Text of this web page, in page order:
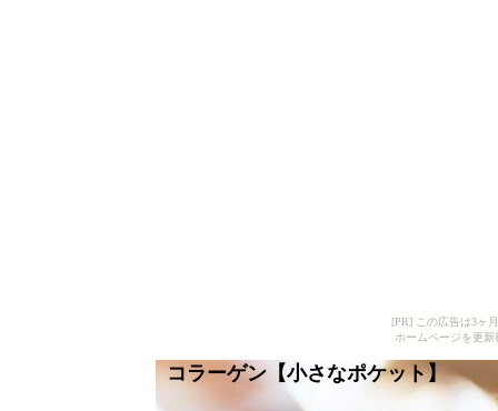
[PR] この広告は3ヶ
ホームページを更
コラーゲン【小さなポケット】